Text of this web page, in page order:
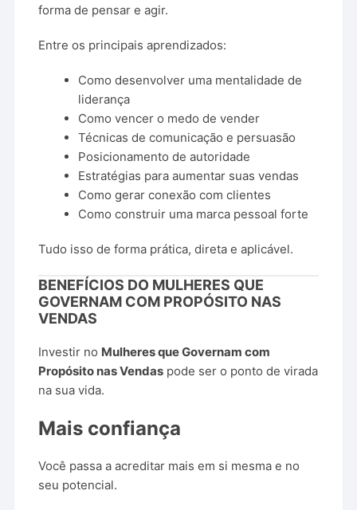
formade pensareagir.
Entreos principaisaprendizados:
Comodesenvolver uma mentalidadede
liderança
Comovencero medodevender
Técnicasdecomunicaçãoe persuasão
Posicionamentodeautoridade
Estratégias paraaumentar suasvendas
Comogerarconexãocomclientes
Comoconstruir uma marca pessoalforte
Tudo issodeforma prática,diretaeaplicável.
BENEFÍCIOS DO MULHERES QUE
GOVERNAM COM PROPÓSITO NAS
VENDAS
Investir no MulheresqueGovernamcom
Propósito nasVendas pode sero pontodevirada
na suavida.
Mais confiança
Você passaaacreditar maisem si mesmae no
seu potencial.